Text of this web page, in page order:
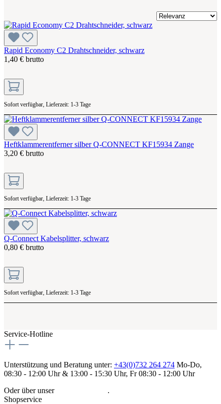
Rapid Economy C2 Drahtschneider, schwarz
1,40 € brutto
Sofort verfügbar, Lieferzeit: 1-3 Tage
Heftklammerentferner silber Q-CONNECT KF15934 Zange
3,20 € brutto
Sofort verfügbar, Lieferzeit: 1-3 Tage
Q-Connect Kabelsplitter, schwarz
0,80 € brutto
Sofort verfügbar, Lieferzeit: 1-3 Tage
Service-Hotline
Unterstützung und Beratung unter: +43(0)732 264 274 Mo-Do,
08:30 - 12:00 Uhr & 13:00 - 15:30 Uhr, Fr 08:30 - 12:00 Uhr
Oder über unser
.
Shopservice